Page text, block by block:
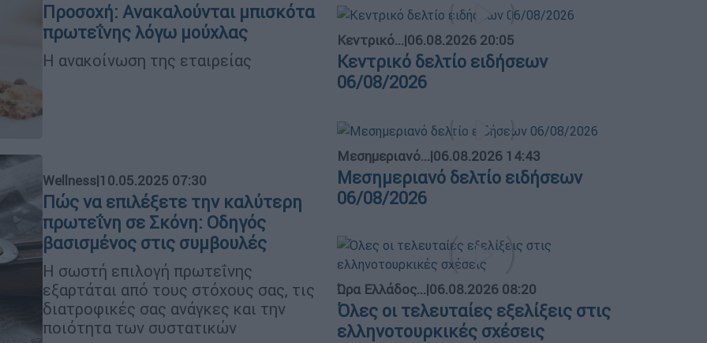
Προσοχή: Ανακαλούνται μπισκότα
πρωτεΐνης λόγω μούχλας
Η ανακοίνωση της εταιρείας
Wellness|10.05.2025 07:30
Πώς να επιλέξετε την καλύτερη
πρωτεΐνη σε Σκόνη: Οδηγός
βασισμένος στις συμβουλές
Η σωστή επιλογή πρωτεΐνης
εξαρτάται από τους στόχους σας, τις
διατροφικές σας ανάγκες και την
ποιότητα των συστατικών
Κεντρικό...|06.08.2026 20:05
Κεντρικό δελτίο ειδήσεων
06/08/2026
Μεσημεριανό...|06.08.2026 14:43
Μεσημεριανό δελτίο ειδήσεων
06/08/2026
Ώρα Ελλάδος...|06.08.2026 08:20
Όλες οι τελευταίες εξελίξεις στις
ελληνοτουρκικές σχέσεις